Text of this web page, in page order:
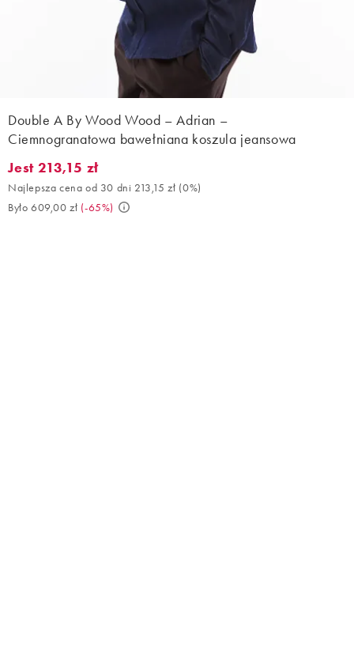
Double A By Wood Wood – Adrian –
Ciemnogranatowa bawełniana koszula jeansowa
Jest 213,15 zł. Najlepsza cena od 30 dni 213,15 zł (0%). Było
Jest 213,15 zł
Najlepsza cena od 30 dni 213,15 zł (0%)
Było 609,00 zł (-65%)